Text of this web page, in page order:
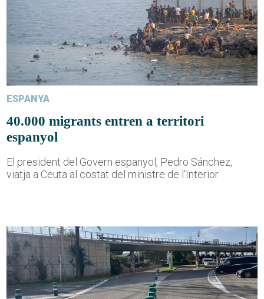
ESPANYA
40.000 migrants entren a territori
espanyol
El president del Govern espanyol, Pedro Sánchez,
viatja a Ceuta al costat del ministre de l'Interior